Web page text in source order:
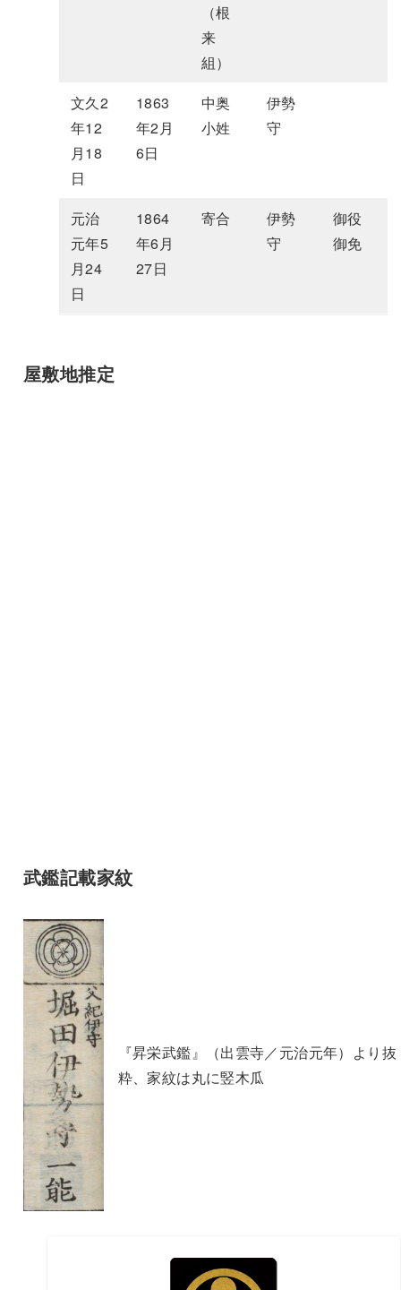
（根
来
組）
文久2
年12
月18
日
1863
年2月
6日
中奥
小姓
伊勢
守
元治
元年5
月24
日
1864
年6月
27日
寄合
伊勢
守
御役
御免
屋敷地推定
武鑑記載家紋
『昇栄武鑑』（出雲寺／元治元年）より抜
粋、家紋は丸に竪木瓜